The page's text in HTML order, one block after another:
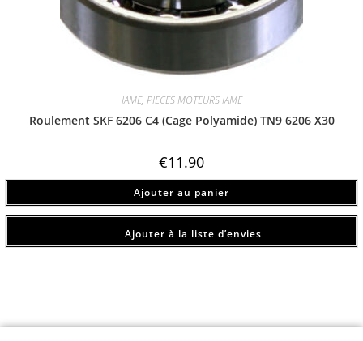
IAME, PIECES MOTEURS IAME
Roulement SKF 6206 C4 (Cage Polyamide) TN9 6206 X30
€11.90
Ajouter au panier
Ajouter à la liste d’envies